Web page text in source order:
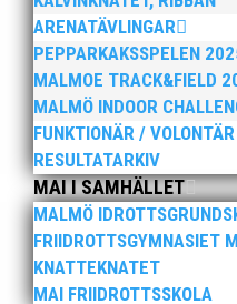
ARENATÄVLINGAR
PEPPARKAKSSPELEN
MALMOE TRACK&FIELD
MALMÖ INDOOR
FUNKTIONÄR / VOLONTÄR
RESULTATARKIV
MAI I SAMHÄLLET
MALMÖ
FRIIDROTTSGYMNASIET
KNATTEKNATET
MAI FRIIDROTTSSKOLA
Som traditionen
runt
Klubbchef –
Allmänna